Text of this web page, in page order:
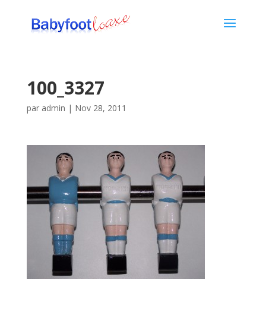
100_3327
par admin | Nov 28, 2011